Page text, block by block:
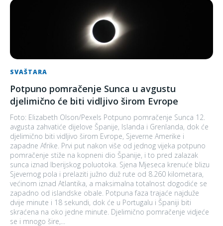
SVAŠTARA
Potpuno pomračenje Sunca u avgustu
djelimično će biti vidljivo širom Evrope
Foto: Elizabeth Olson/Pexels Potpuno pomračenje Sunca 12.
avgusta zahvatiće dijelove Španije, Islanda i Grenlanda, dok će
djelimično biti vidljivo širom Evrope, Sjeverne Amerike i
zapadne Afrike. Prvi put nakon više od jednog vijeka potpuno
pomračenje stiže na kopneni dio Španije, i to pred zalazak
sunca iznad Iberijskog poluotoka. Sjena Mjeseca krenuće blizu
Sjevernog pola i prelaziti južno duž rute od 8.260 kilometara,
većinom iznad Atlantika, a maksimalna totalnost dogodiće se
zapadno od islandske obale. Potpuna faza trajaće najduže
dvije minute i 18 sekundi, dok će u Portugalu i Španiji biti
skraćena na oko jedne minute. Djelimično pomračenje vidjeće
se i mnogo šire,...